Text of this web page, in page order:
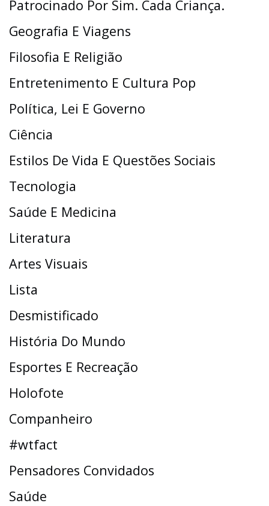
Patrocinado Por Sim. Cada Criança.
Geografia E Viagens
Filosofia E Religião
Entretenimento E Cultura Pop
Política, Lei E Governo
Ciência
Estilos De Vida E Questões Sociais
Tecnologia
Saúde E Medicina
Literatura
Artes Visuais
Lista
Desmistificado
História Do Mundo
Esportes E Recreação
Holofote
Companheiro
#wtfact
Pensadores Convidados
Saúde